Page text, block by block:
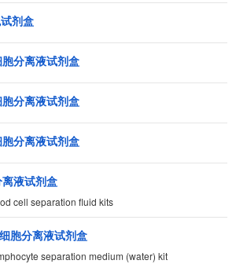
剂盒
分离液试剂盒
分离液试剂盒
分离液试剂盒
液试剂盒
cell separation fluid kits
胞分离液试剂盒
separation medium (water) kit